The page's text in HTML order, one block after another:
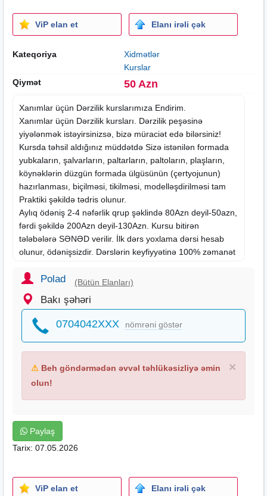
ViP elan et Elanı irəli çək
Kateqoriya
Xidmətlər
Kurslar
Qiymət
50 Azn
Xanımlar üçün Dərzilik kurslarımıza Endirim.
Xanımlar üçün Dərzilik kursları. Dərzilik peşəsinə
yiyələnmək istəyirsinizsə, bizə müraciət edə bilərsiniz!
Kursda təhsil aldığınız müddətdə Sizə istənilən formada
yubkaların, şalvarların, paltarların, paltoların, plaşların,
köynəklərin düzgün formada ülgüsünün (çertyojunun)
hazırlanması, biçilməsi, tikilməsi, modelləşdirilməsi tam
Praktiki şəkildə tədris olunur.
Aylıq ödəniş 2-4 nəfərlik qrup şəklində 80Azn deyil-50azn,
fərdi şəkildə 200Azn deyil-130Azn. Kursu bitirən
tələbələrə SƏNƏD verilir. İlk dərs yoxlama dərsi hesab
olunur, ödənişsizdir. Dərslərin keyfiyyətinə 100% zəmanət
Ünvan: Memar Əcəmi Metronunun 4cü mikrarayon
çıxışı.Cavadxan küçəsi
Polad (Bütün Elanları)
Bakı şəhəri
0704042XXX nömrəni göstər
×
⚠ Beh göndərmədən əvvəl təhlükəsizliyə əmin
olun!
Paylaş
Tarix: 07.05.2026
ViP elan et Elanı irəli çək